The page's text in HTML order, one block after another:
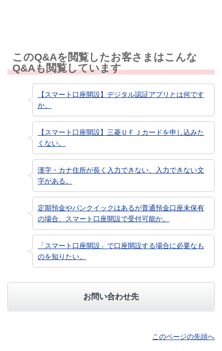
このQ&Aを閲覧したお客さまはこんな
Q&Aも閲覧しています
【スマート口座開設】デジタル認証アプリとは何です
か。
【スマート口座開設】三菱ＵＦＪカードを申し込みた
くない。
漢字・カナ住所が長く入力できない、入力できない文
字がある。
定期預金やバンクイックはあるが普通預金口座未保有
の場合、スマート口座開設で受付可能か。
「スマート口座開設」で口座開設する場合に必要なも
のを知りたい。
お問い合わせ先
このページの先頭へ